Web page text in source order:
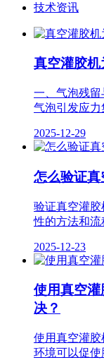
技术资讯
真空灌胶机
一、气泡残
气泡引发应
2025-12-29
怎么验证
验证真空灌
性的方法和流
2025-12-23
使用真空
决？
使用真空灌
环境可以促